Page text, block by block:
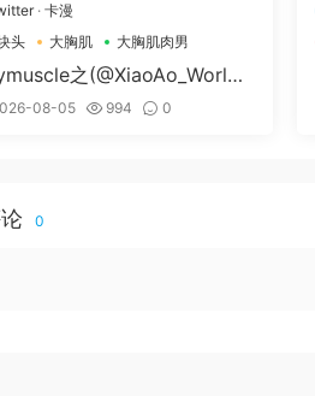
· 卡漫
头
大胸肌 大胸肌肉男
之(@XiaoAo_World-
）
08-05 994 0
0